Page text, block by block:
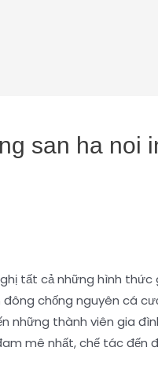
san ha noi
tất cả những hình thức
chống nguyên cá
những thành viên gia
mê nhất, chế tác